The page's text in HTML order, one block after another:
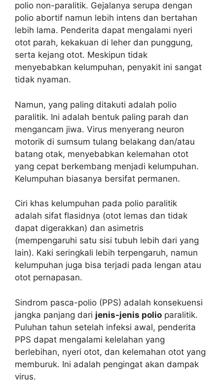
polio non-paralitik. Gejalanya serupa dengan
polio abortif namun lebih intens dan bertahan
lebih lama. Penderita dapat mengalami nyeri
otot parah, kekakuan di leher dan punggung,
serta kejang otot. Meskipun tidak
menyebabkan kelumpuhan, penyakit ini sangat
tidak nyaman.
Namun, yang paling ditakuti adalah polio
paralitik. Ini adalah bentuk paling parah dan
mengancam jiwa. Virus menyerang neuron
motorik di sumsum tulang belakang dan/atau
batang otak, menyebabkan kelemahan otot
yang cepat berkembang menjadi kelumpuhan.
Kelumpuhan biasanya bersifat permanen.
Ciri khas kelumpuhan pada polio paralitik
adalah sifat flasidnya (otot lemas dan tidak
dapat digerakkan) dan asimetris
(mempengaruhi satu sisi tubuh lebih dari yang
lain). Kaki seringkali lebih terpengaruh, namun
kelumpuhan juga bisa terjadi pada lengan atau
otot pernapasan.
Sindrom pasca-polio (PPS) adalah konsekuensi
jangka panjang dari jenis-jenis polio paralitik.
Puluhan tahun setelah infeksi awal, penderita
PPS dapat mengalami kelelahan yang
berlebihan, nyeri otot, dan kelemahan otot yang
memburuk. Ini adalah pengingat akan dampak
virus.